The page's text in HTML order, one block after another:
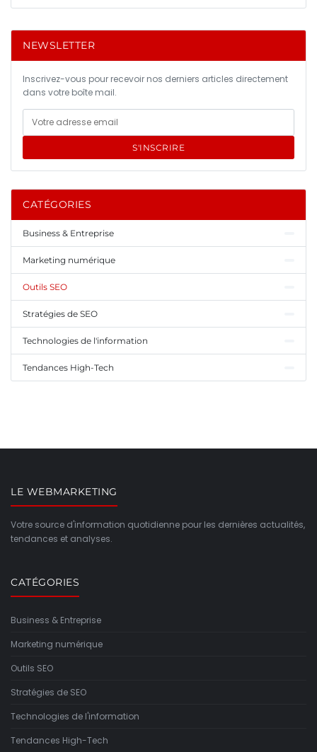
NEWSLETTER
Inscrivez-vous pour recevoir nos derniers articles directement
dans votre boîte mail.
S'INSCRIRE
CATÉGORIES
Business & Entreprise
Marketing numérique
Outils SEO
Stratégies de SEO
Technologies de l'information
Tendances High-Tech
LE WEBMARKETING
Votre source d'information quotidienne pour les dernières actualités,
tendances et analyses.
CATÉGORIES
Business & Entreprise
Marketing numérique
Outils SEO
Stratégies de SEO
Technologies de l'information
Tendances High-Tech